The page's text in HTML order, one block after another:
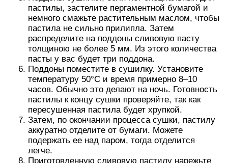
пастилы, застелите пергаментной бумагой и
немного смажьте растительным маслом, чтобы
пастила не сильно прилипла. Затем
распределите на поддоны сливовую пасту
толщиною не более 5 мм. Из этого количества
пасты у вас будет три поддона.
Поддоны поместите в сушилку. Установите
температуру 50°С и время примерно 8–10
часов. Обычно это делают на ночь. Готовность
пастилы к концу сушки проверяйте, так как
пересушенная пастила будет хрупкой.
Затем, по окончании процесса сушки, пастилу
аккуратно отделите от бумаги. Можете
подержать ее над паром, тогда отделится
легче.
Приготовленную сливовую пастилу нарежьте